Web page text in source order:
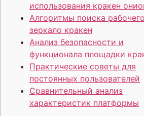
использования кракен
Алгоритмы поиска рабочего
зеркало кракен
Анализ безопасности и
функционала площадки
Практические советы для
постоянных пользователей
Сравнительный анализ
характеристик платформы